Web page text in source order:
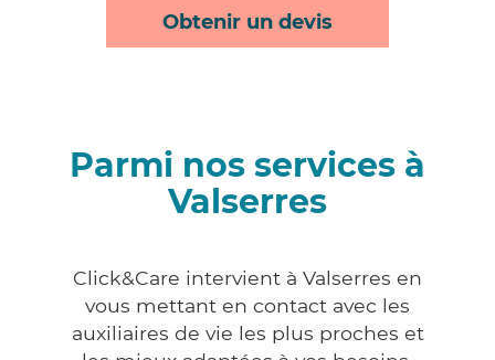
Obtenir un devis
Parmi nos services à
Valserres
Click&Care intervient à Valserres en
vous mettant en contact avec les
auxiliaires de vie les plus proches et